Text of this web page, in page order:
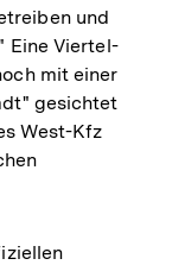
und
Eine Viertel-
mit einer
gesichtet
West-Kfz